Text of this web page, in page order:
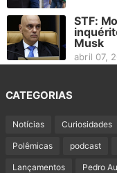
STF:
Musk
abril 07,
CATEGORIAS
Notícias Curiosidades
Polêmicas podcast
Lançamentos Pedro